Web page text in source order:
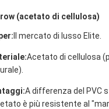
(acetato di cellulosa)
Il mercato di lusso Elite.
Acetato di cellulosa
A differenza del PVC
è più resistente al